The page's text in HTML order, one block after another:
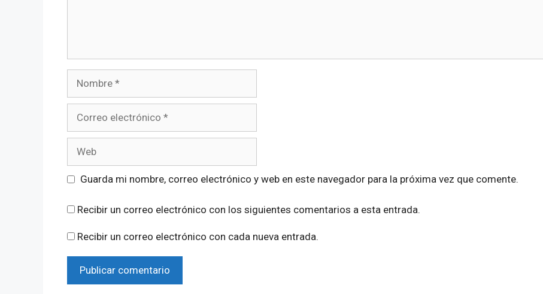
Guarda mi nombre, correo electrónico y web en este navegador para la próxima vez que comente.
Recibir un correo electrónico con los siguientes comentarios a esta entrada.
Recibir un correo electrónico con cada nueva entrada.